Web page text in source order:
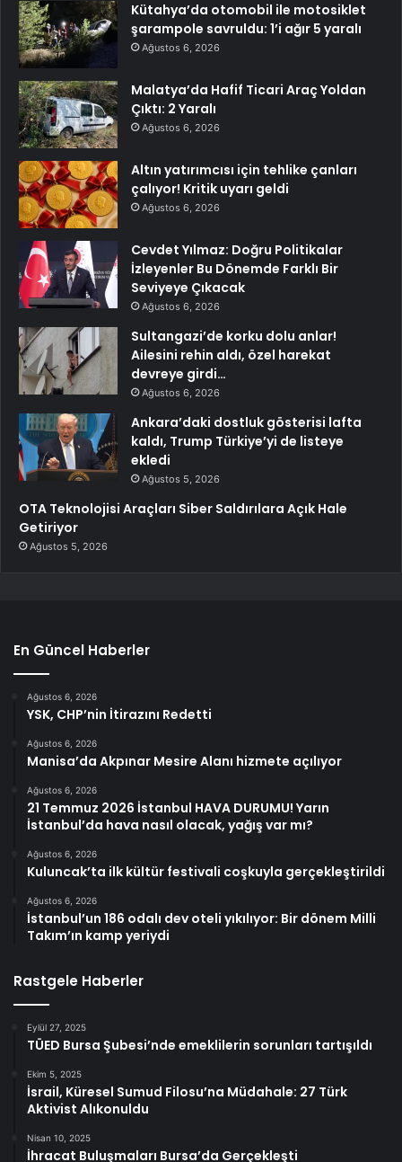
Kütahya’da otomobil ile motosiklet
şarampole savruldu: 1’i ağır 5 yaralı
Ağustos 6, 2026
Malatya’da Hafif Ticari Araç Yoldan
Çıktı: 2 Yaralı
Ağustos 6, 2026
Altın yatırımcısı için tehlike çanları
çalıyor! Kritik uyarı geldi
Ağustos 6, 2026
Cevdet Yılmaz: Doğru Politikalar
İzleyenler Bu Dönemde Farklı Bir
Seviyeye Çıkacak
Ağustos 6, 2026
Sultangazi’de korku dolu anlar!
Ailesini rehin aldı, özel harekat
devreye girdi…
Ağustos 6, 2026
Ankara’daki dostluk gösterisi lafta
kaldı, Trump Türkiye’yi de listeye
ekledi
Ağustos 5, 2026
OTA Teknolojisi Araçları Siber Saldırılara Açık Hale
Getiriyor
Ağustos 5, 2026
En Güncel Haberler
Ağustos 6, 2026
YSK, CHP’nin İtirazını Redetti
Ağustos 6, 2026
Manisa’da Akpınar Mesire Alanı hizmete açılıyor
Ağustos 6, 2026
21 Temmuz 2026 İstanbul HAVA DURUMU! Yarın
İstanbul’da hava nasıl olacak, yağış var mı?
Ağustos 6, 2026
Kuluncak’ta ilk kültür festivali coşkuyla gerçekleştirildi
Ağustos 6, 2026
İstanbul’un 186 odalı dev oteli yıkılıyor: Bir dönem Milli
Takım’ın kamp yeriydi
Rastgele Haberler
Eylül 27, 2025
TÜED Bursa Şubesi’nde emeklilerin sorunları tartışıldı
Ekim 5, 2025
İsrail, Küresel Sumud Filosu’na Müdahale: 27 Türk
Aktivist Alıkonuldu
Nisan 10, 2025
İhracat Buluşmaları Bursa’da Gerçekleşti